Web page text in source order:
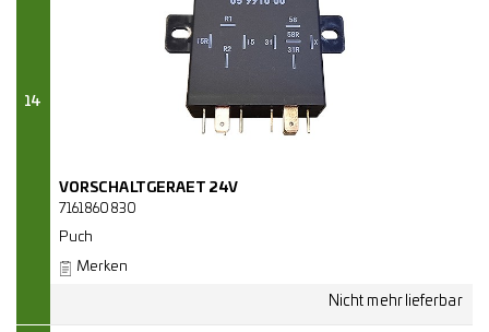
14
VORSCHALTGERAET 24V
7161860830
Puch
Merken